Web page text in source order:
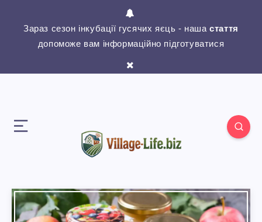
Зараз сезон інкубації гусячих яєць - нашастаття
допоможе вам інформаційно підготуватися